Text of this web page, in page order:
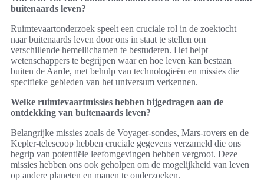
buitenaards leven?
Ruimtevaartonderzoek speelt een cruciale rol in de zoektocht
naar buitenaards leven door ons in staat te stellen om
verschillende hemellichamen te bestuderen. Het helpt
wetenschappers te begrijpen waar en hoe leven kan bestaan
buiten de Aarde, met behulp van technologieën en missies die
specifieke gebieden van het universum verkennen.
Welke ruimtevaartmissies hebben bijgedragen aan de
ontdekking van buitenaards leven?
Belangrijke missies zoals de Voyager-sondes, Mars-rovers en de
Kepler-telescoop hebben cruciale gegevens verzameld die ons
begrip van potentiële leefomgevingen hebben vergroot. Deze
missies hebben ons ook geholpen om de mogelijkheid van leven
op andere planeten en manen te onderzoeken.